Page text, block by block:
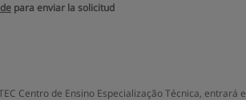
para enviar la solicitud
Centro de Ensino Especialização Técnica,